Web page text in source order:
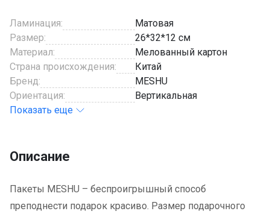
Ламинация:
Матовая
Размер:
26*32*12 см
Материал:
Мелованный картон
Страна происхождения:
Китай
Бренд:
MESHU
Ориентация:
Вертикальная
Показать еще
Описание
Пакеты MESHU – беспроигрышный способ
преподнести подарок красиво. Размер подарочного